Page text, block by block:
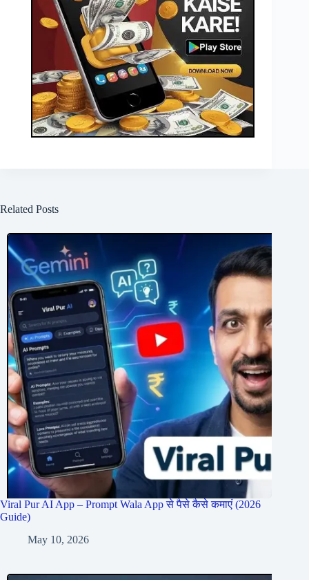
Related Posts
Viral Pur AI App – Prompt Wala App से पैसे कैसे कमाएं (2026
Guide)
May 10, 2026